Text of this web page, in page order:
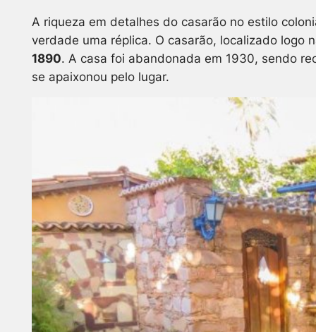
A riqueza em detalhes do casarão no estilo
verdade uma réplica. O casarão, localizado logo
1890. A casa foi abandonada em 1930, sendo
se apaixonou pelo lugar.